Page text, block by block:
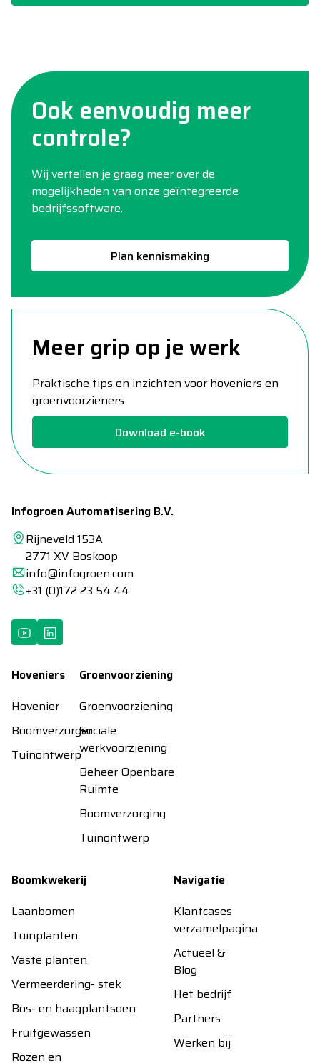
Ook eenvoudig meer
controle?
Wij vertellen je graag meer over de
mogelijkheden van onze geïntegreerde
bedrijfssoftware.
Plan kennismaking
Meer grip op je werk
Praktische tips en inzichten voor hoveniers en
groenvoorzieners.
Download e-book
Infogroen Automatisering B.V.
Rijneveld 153A
2771 XV Boskoop
info@infogroen.com
+31 (0)172 23 54 44
Hoveniers
Hovenier
Boomverzorger
Tuinontwerp
Groenvoorziening
Groenvoorziening
Sociale
werkvoorziening
Beheer Openbare
Ruimte
Boomverzorging
Tuinontwerp
Boomkwekerij
Laanbomen
Tuinplanten
Vaste planten
Vermeerdering- stek
Bos- en haagplantsoen
Fruitgewassen
Rozen en
Navigatie
Klantcases
verzamelpagina
Actueel &
Blog
Het bedrijf
Partners
Werken bij